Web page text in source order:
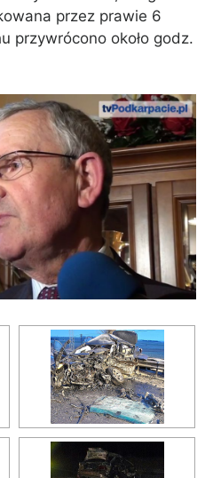
przez prawie 6
przywrócono około godz.